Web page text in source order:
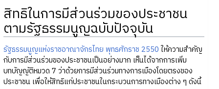
สิทธิในการมีส่วนร่วมของประชาชน
ตามรัฐธรรมนูญฉบับปัจจุบัน
รัฐธรรมนูญแห่งราชอาณาจักรไทย พุทธศักราช 2550 ให้ความสำคัญ
กับการมีส่วนร่วมของประชาชนเป็นอย่างมาก เห็นได้จากการเพิ่ม
บทบัญญัติหมวด 7 ว่าด้วยการมีส่วนร่วมทางการเมืองโดยตรงของ
ประชาชน เพื่อให้สิทธิแก่ประชาชนในกระบวนการทางเมืองต่าง ๆ ดังนี้